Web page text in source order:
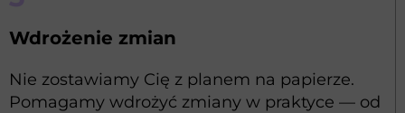
Wdrożenie zmian
Nie zostawiamy Cię z planem na papierze.
Pomagamy wdrożyć zmiany w praktyce — od